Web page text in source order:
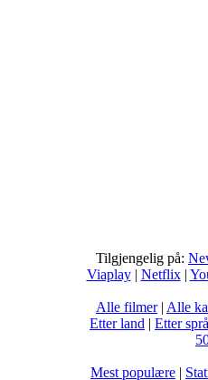
Tilgjengelig på:
Viaplay| Netflix|
Alle filmer| Alle
Etter land | Etter
Mest populære |